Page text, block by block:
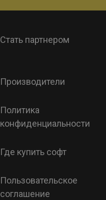
Стать партнером
Производители
Политика
конфиденциальности
Где купить софт
Пользовательское
соглашение